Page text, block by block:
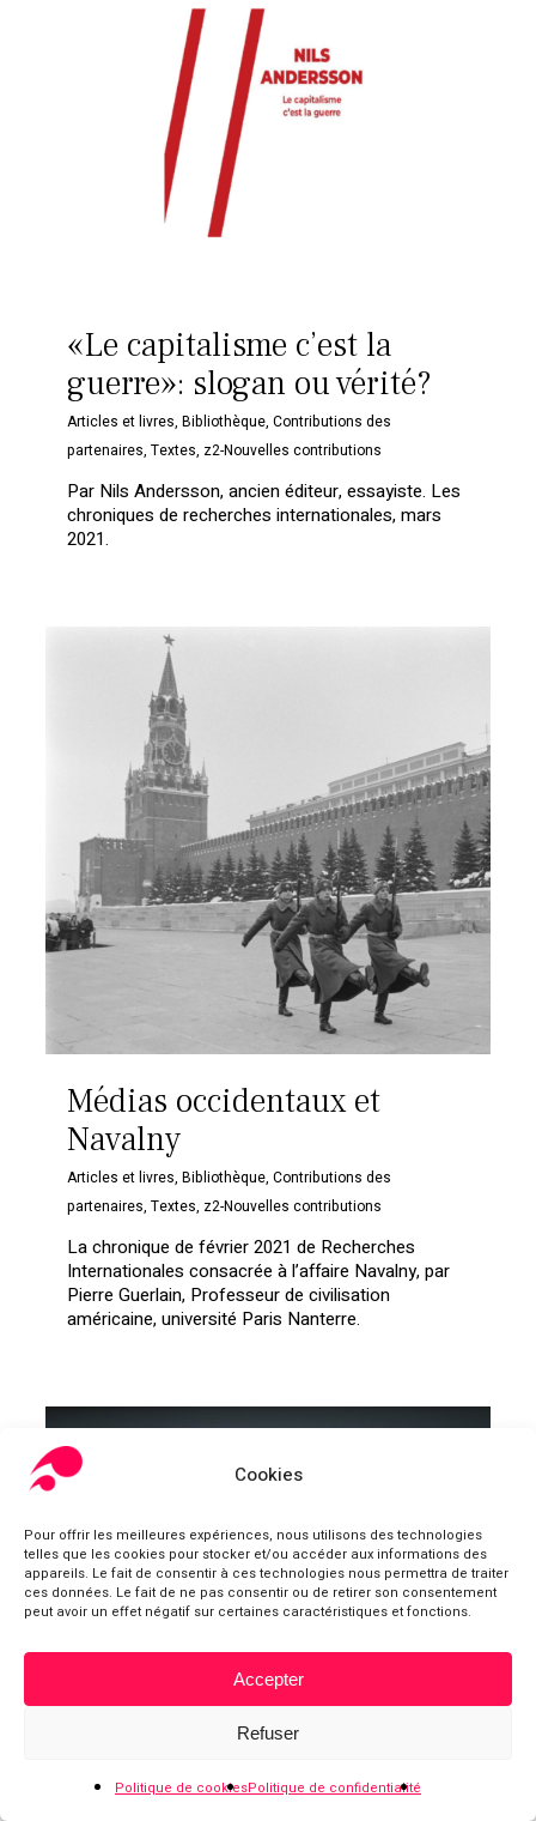
Cookies
Pour offrir les meilleures expériences, nous utilisons des technologies
telles que les cookies pour stocker et/ou accéder aux informations des
appareils. Le fait de consentir à ces technologies nous permettra de traiter
ces données. Le fait de ne pas consentir ou de retirer son consentement
peut avoir un effet négatif sur certaines caractéristiques et fonctions.
Accepter
Refuser
Politique de cookiesPolitique de confidentialité
«Le capitalisme c’est la
guerre»: slogan ou vérité?
Articles et livres,Bibliothèque,Contributions des
partenaires,Textes, z2-Nouvelles contributions
Par Nils Andersson, ancien éditeur, essayiste. Les
chroniques de recherches internationales, mars
2021.
Médias occidentaux et
Navalny
Articles et livres,Bibliothèque,Contributions des
partenaires,Textes, z2-Nouvelles contributions
La chronique de février 2021 de Recherches
Internationales consacrée à l’affaire Navalny, par
Pierre Guerlain, Professeur de civilisation
américaine, université Paris Nanterre.